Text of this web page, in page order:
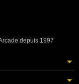
depuis 1997